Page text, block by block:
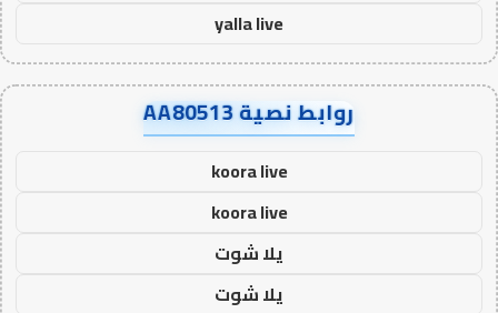
yalla live
روابط نصية AA80513
koora live
koora live
يلا شوت
يلا شوت